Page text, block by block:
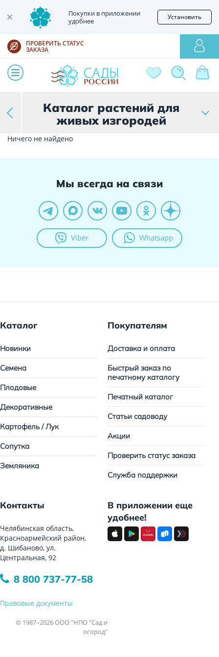
Покупки в приложении
удобнее
Установить
ПРОВЕРИТЬ СТАТУС
ЗАКАЗА
Каталог растений для
живых изгородей
Ничего не найдено
Мы всегда на связи
Viber Whatsapp
Каталог
Новинки
Семена
Плодовые
Декоративные
Картофель / Лук
Сопутка
Земляника
Покупателям
Доставка и оплата
Быстрый заказ по
печатному каталогу
Печатный каталог
Статьи садоводу
Акции
Проверить статус заказа
Служба поддержки
Контакты
Челябинская область,
Красноармейский район,
д. Шибаново, ул.
Центральная, 92
8 800 737-77-58
Правовые документы
© 1987–2026 ООО "НПО "Сад и
огород"
В приложении еще
удобнее!